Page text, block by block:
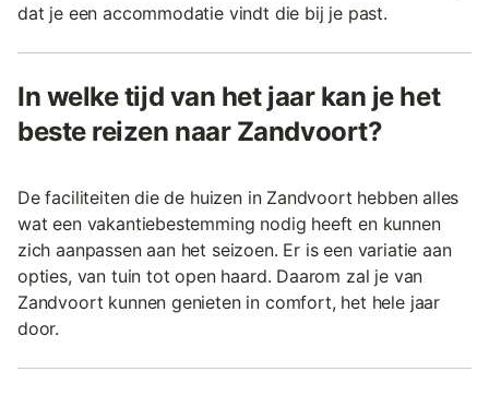
dat je een accommodatie vindt die bij je past.
In welke tijd van het jaar kan je het
beste reizen naar Zandvoort?
De faciliteiten die de huizen in Zandvoort hebben alles
wat een vakantiebestemming nodig heeft en kunnen
zich aanpassen aan het seizoen. Er is een variatie aan
opties, van tuin tot open haard. Daarom zal je van
Zandvoort kunnen genieten in comfort, het hele jaar
door.